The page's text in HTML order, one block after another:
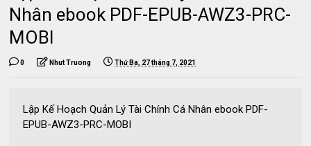
Nhân ebook PDF-EPUB-AWZ3-PRC-
MOBI
0 Nhut Truong Thứ Ba, 27 tháng 7, 2021
Lập Kế Hoạch Quản Lý Tài Chính Cá Nhân ebook PDF-
EPUB-AWZ3-PRC-MOBI